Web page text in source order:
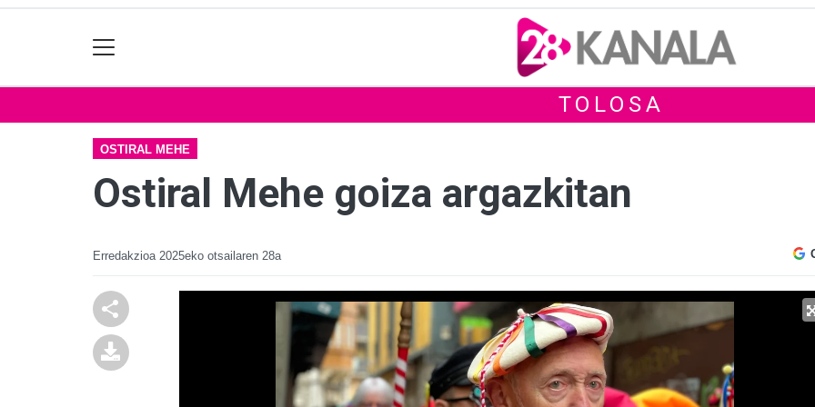
TOLOSA
OSTIRAL MEHE
Ostiral Mehe goiza argazkitan
Erredakzioa 2025eko otsailaren 28a